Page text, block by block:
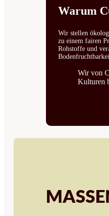
Warum
Wir stellen
zu einem fairen
Rohstoffe und
Wir von
Kulturen